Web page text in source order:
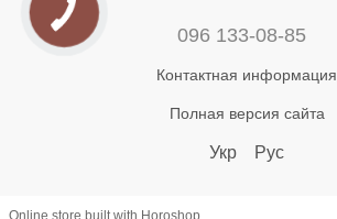
096 133-08-85
Контактная информация
Полная версия сайта
Укр Рус